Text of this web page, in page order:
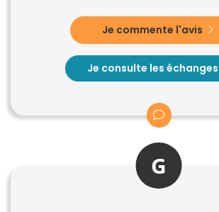
Je commente l'avis
Je consulte les échanges
G